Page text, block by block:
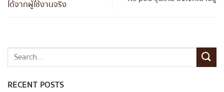
ได้จากผู้ใช้งานจริง
RECENT POSTS